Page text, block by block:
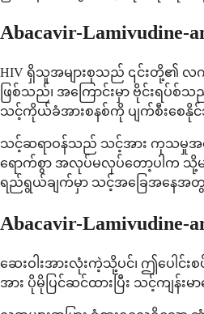
Abacavir-
HIV ရှိသူအများစုသည် ၎င်းတို့၏
ဖြစ်သည်၊ အကြောင်းမှာ ဗိုင်းရ
သင့်ကိုယ်ခံအားစနစ်ကို ပျက်စီးစေနို
သင့်ဆရာဝန်သည် သင့်အား ကုသမှုအပ
ရောက်စွာ အလုပ်မလုပ်တော့ပါက သို့မ
ရည်ရွယ်ချက်မှာ သင့်အခြေအနေအ
Abacavir-
ဆေးဝါးအားလုံးကဲ့သို့ပင်၊ ဤပေါင်
အား ပိုမိုပြင်ဆင်ထားပြီး သင့်ကျ